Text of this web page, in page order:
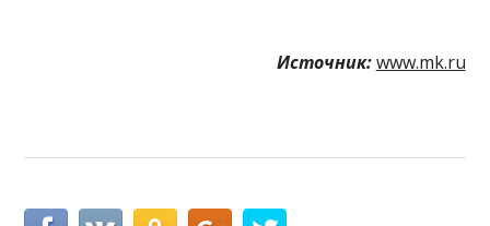
Источник: www.mk.ru